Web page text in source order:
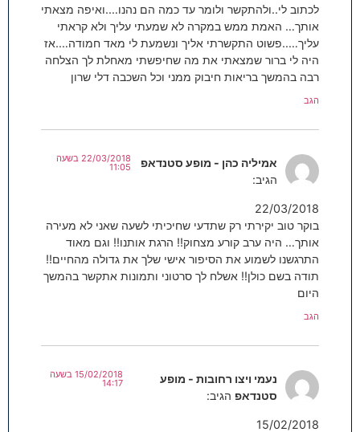
לכתוב לי..ולהתקשר ולומר עד כמה הם נהנו….ואיפה מצאתי
אותך… האמת ממש במקרה לא שמעתי עליך ולא קראתי
עליך…..פשוט התקשרתי אליך ונשמעת לי מאד חמודה….אז
היה לי ברור שמצאתי את מה שחיפשתי מאחלת לך הצלחה
רבה בהמשך בריאות חיבוק ממני וכל השכבה דלי שרון
הגב
אמיליה כהן - מופע סטנדאפ
הגיב:
22/03/2018 בשעה
11:05
22/03/2018
בוקר טוב יקירתי רק שתדעי שחיכיתי לשעה שאני לא מעירה
אותך… היה ערב קורע מצחוק!! הרגת אותנו!! וגם מאוד
התרגשנו לשמוע את הסיפור אישי שלך את גדולה מהחיים!!
תודה בשם כולן!! אשלח לך סרטוני ותמונות אתקשר בהמשך
היום
הגב
נעמי ויצו רחובות - מופע
סטנדאפ הגיב:
15/02/2018 בשעה
14:17
15/02/2018